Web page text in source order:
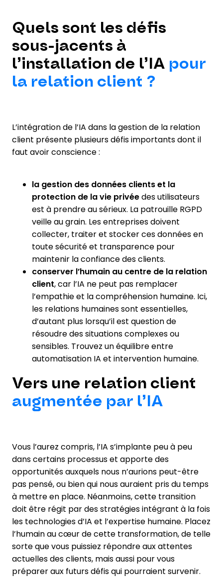
Quels sont les défis
sous-jacents à
l’installation de l’IA pour
la relation client ?
L’intégration de l’IA dans la gestion de la relation
client présente plusieurs défis importants dont il
faut avoir conscience :
la gestion des données clients et la
protection de la vie privéedes utilisateurs
est à prendre au sérieux. La patrouille RGPD
veille au grain. Les entreprises doivent
collecter, traiter et stocker ces données en
toute sécurité et transparence pour
maintenir la confiance des clients.
conserver l’humain au centre de la relation
client, car l’IA ne peut pas remplacer
l’empathie et la compréhension humaine. Ici,
les relations humaines sont essentielles,
d’autant plus lorsqu’il est question de
résoudre des situations complexes ou
sensibles. Trouvez un équilibre entre
automatisation IA et intervention humaine.
Vers une relation client
augmentée par l’IA
Vous l’aurez compris, l’IA s’implante peu à peu
dans certains processus et apporte des
opportunités auxquels nous n’aurions peut-être
pas pensé, ou bien qui nous auraient pris du temps
à mettre en place. Néanmoins, cette transition
doit être régit par des stratégies intégrant à la fois
les technologies d’IA et l’expertise humaine. Placez
l’humain au cœur de cette transformation, de telle
sorte que vous puissiez répondre aux attentes
actuelles des clients, mais aussi pour vous
préparer aux futurs défis qui pourraient survenir.